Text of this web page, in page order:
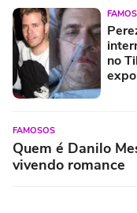
no
FAMOSOS
Quem é Danilo
vivendo romance